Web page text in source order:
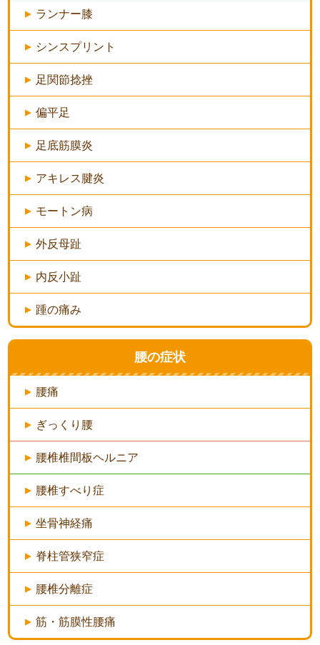
ランナー膝
シンスプリント
足関節捻挫
偏平足
足底筋膜炎
アキレス腱炎
モートン病
外反母趾
内反小趾
踵の痛み
腰の症状
腰痛
ぎっくり腰
腰椎椎間板ヘルニア
腰椎すべり症
坐骨神経痛
脊柱管狭窄症
腰椎分離症
筋・筋膜性腰痛